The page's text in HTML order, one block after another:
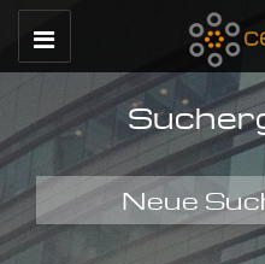
Neue